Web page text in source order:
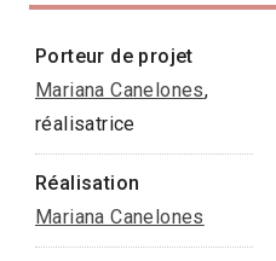
Porteur de projet
Mariana Canelones,
réalisatrice
Réalisation
Mariana Canelones